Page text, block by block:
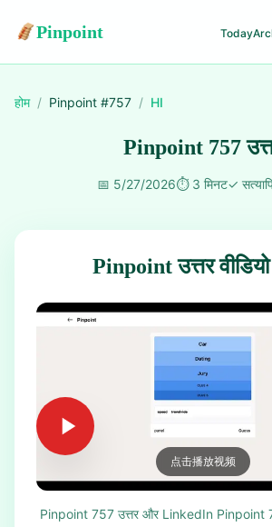
Pinpoint Today
होम / Pinpoint #757 / HI
Pinpoint 757
📅 5/27/2026⏱️ 3 मिनट✓
Pinpoint उत्तर
点击播放视频
Pinpoint 757 उत्तर और LinkedIn Pinpoint